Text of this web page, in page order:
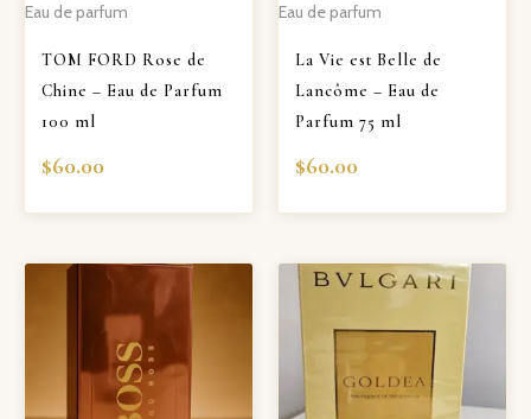
Eau de parfum
TOM FORD Rose de
Chine – Eau de Parfum
100 ml
$60.00
Eau de parfum
La Vie est Belle de
Lancôme – Eau de
Parfum 75 ml
$60.00